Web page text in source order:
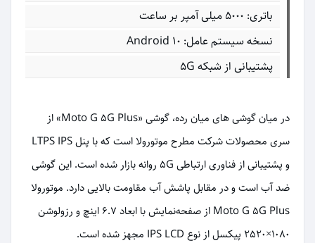
باتری: ۵۰۰۰ میلی آمپر بر ساعت
نسخه سیستم عامل: Android 10
پشتیبانی از شبکه 5G
در میان گوشی های میان رده، گوشی «Moto G 5G Plus» از
سری محصولات شرکت مطرح موتورولا است که با پنل LTPS IPS
و پشتیبانی از فناوری ارتباطی 5G روانه بازار شده است. این گوشی
ضد آب است و در مقابل پاشش آب مقاومت بالایی دارد. موتورولا
Moto G 5G Plus از صفحه‌نمایش با ابعاد 6.7 اینچ و رزولوشن
1080×2520 پیکسل از نوع IPS LCD مجهز شده است.